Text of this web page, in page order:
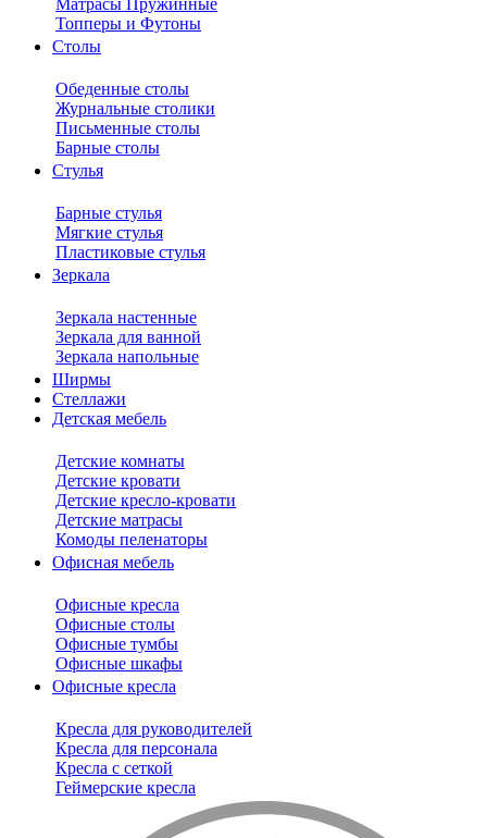
Матрасы Пружинные
Топперы и Футоны
Столы
Обеденные столы
Журнальные столики
Письменные столы
Барные столы
Стулья
Барные стулья
Мягкие стулья
Пластиковые стулья
Зеркала
Зеркала настенные
Зеркала для ванной
Зеркала напольные
Ширмы
Стеллажи
Детская мебель
Детские комнаты
Детские кровати
Детские кресло-кровати
Детские матрасы
Комоды пеленаторы
Офисная мебель
Офисные кресла
Офисные столы
Офисные тумбы
Офисные шкафы
Офисные кресла
Кресла для руководителей
Кресла для персонала
Кресла с сеткой
Геймерские кресла